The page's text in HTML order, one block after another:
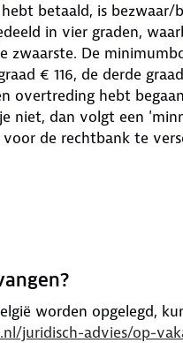
betaald, is
in vier graden,
zwaarste. De
€ 116, de derde
overtreding hebt
niet, dan volgt een
de rechtbank te
worden opgelegd,
juridisch-advies/op-